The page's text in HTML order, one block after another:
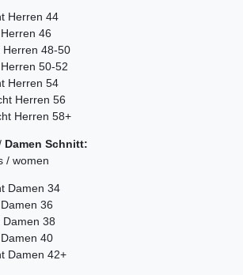
Herren 44
46
Herren 48-50
50-52
Herren 54
Herren 56
Herren 58+
Damen Schnitt:
/ women
Damen 34
36
Damen 38
40
Damen 42+